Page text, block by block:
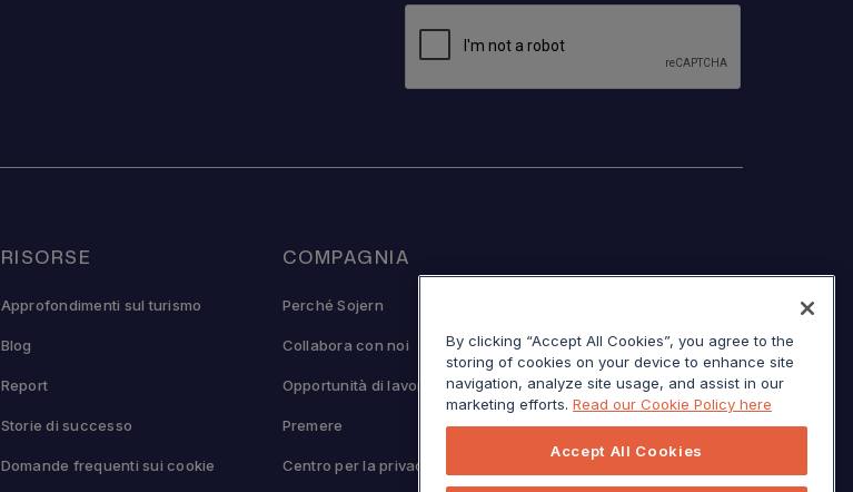
RISORSE
Approfondimenti sul turismo
Blog
Report
Storie di successo
Domande frequenti sui cookie
COMPAGNIA
Perché Sojern
Collabora con noi
Opportunità di lavoro
Premere
Centro per la privacy
Termini di servizio
Le tue scelte sulla privacy
By clicking “Accept All Cookies”, you agree to the
storing of cookies on your device to enhance site
navigation, analyze site usage, and assist in our
marketing efforts. Read our Cookie Policy here
Accept All Cookies